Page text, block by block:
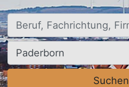
Beruf, Fachrichtung, Firma
Ort, Stadt
Suchen